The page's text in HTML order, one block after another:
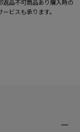
品不可商品あり購入時の
ービスも承ります。